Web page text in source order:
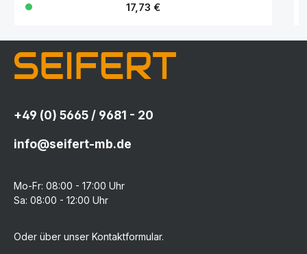
Regulärer Preis:
17,73 €
+49 (0) 5665 / 9681 - 20
info@seifert-mb.de
Mo-Fr: 08:00 - 17:00 Uhr
Sa: 08:00 - 12:00 Uhr
Oder über unser Kontaktformular.